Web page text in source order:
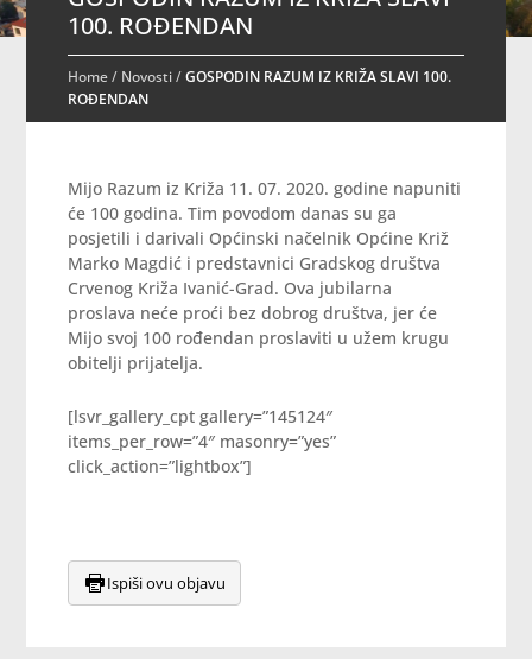
100. ROĐENDAN
Home/ Novosti/GOSPODIN RAZUM IZ KRIŽA SLAVI 100.
ROĐENDAN
Mijo Razum iz Križa 11. 07. 2020. godine napuniti
će 100 godina. Tim povodom danas su ga
posjetili i darivali Općinski načelnik Općine Križ
Marko Magdić i predstavnici Gradskog društva
Crvenog Križa Ivanić-Grad. Ova jubilarna
proslava neće proći bez dobrog društva, jer će
Mijo svoj 100 rođendan proslaviti u užem krugu
obitelji prijatelja.
[lsvr_gallery_cpt gallery=”145124″
items_per_row=”4″ masonry=”yes”
click_action=”lightbox”]
Ispiši ovu objavu